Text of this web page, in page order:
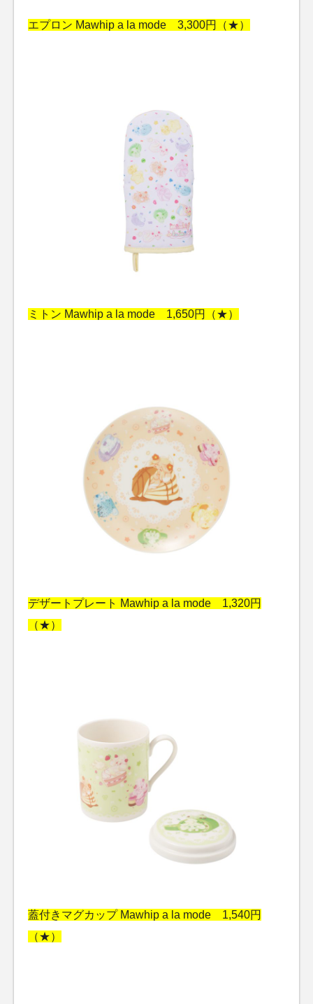
エプロン Mawhip a la mode 3,300円（★）
ミトン Mawhip a la mode 1,650円（★）
デザートプレート Mawhip a la mode 1,320円
（★）
蓋付きマグカップ Mawhip a la mode 1,540円
（★）